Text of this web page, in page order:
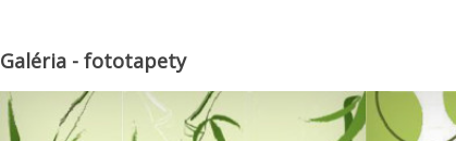
Galéria - fototapety